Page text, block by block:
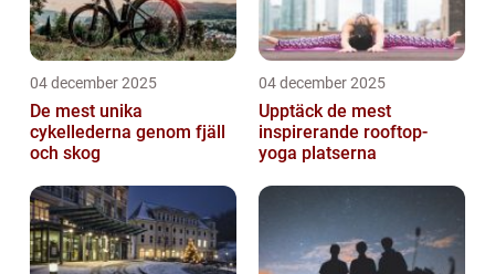
04 december 2025
De mest unika
cykellederna genom fjäll
och skog
04 december 2025
Upptäck de mest
inspirerande rooftop-
yoga platserna